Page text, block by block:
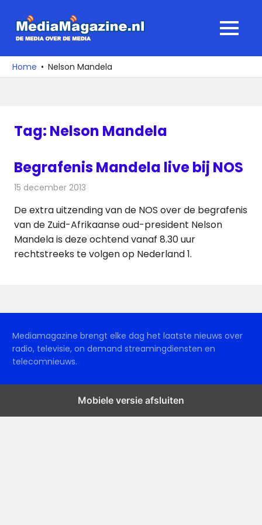
naar
media
over
MENU
Home Nelson Mandela
Tag: Nelson Mandela
Begrafenis Mandela live bij NOS
15 december 2013
De extra uitzending van de NOS over de begrafenis
van de Zuid-Afrikaanse oud-president Nelson
Mandela is deze ochtend vanaf 8.30 uur
rechtstreeks te volgen op Nederland 1.
Mediamagazine brengt elke dag het laatste nieuws over
radio, televisie, on demand streamingdiensten en
telecomnieuws.
Mobiele versie afsluiten